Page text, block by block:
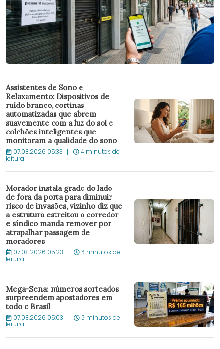
Assistentes de Sono e
Relaxamento: Dispositivos de
ruído branco, cortinas
automatizadas que abrem
suavemente com a luz do sol e
colchões inteligentes que
monitoram a qualidade do sono
07.08.2026 05:33 4 minutos de
leitura
Morador instala grade do lado
de fora da porta para diminuir
risco de invasões, vizinho diz que
a estrutura estreitou o corredor
e síndico manda remover por
atrapalhar passagem de
moradores
07.08.2026 05:23 6 minutos de
leitura
Mega-Sena: números sorteados
surpreendem apostadores em
todo o Brasil
07.08.2026 05:03 5 minutos de
leitura